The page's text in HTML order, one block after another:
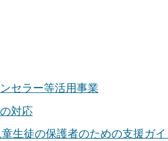
セラー等活用事業
対応
生徒の保護者のための支援ガイ